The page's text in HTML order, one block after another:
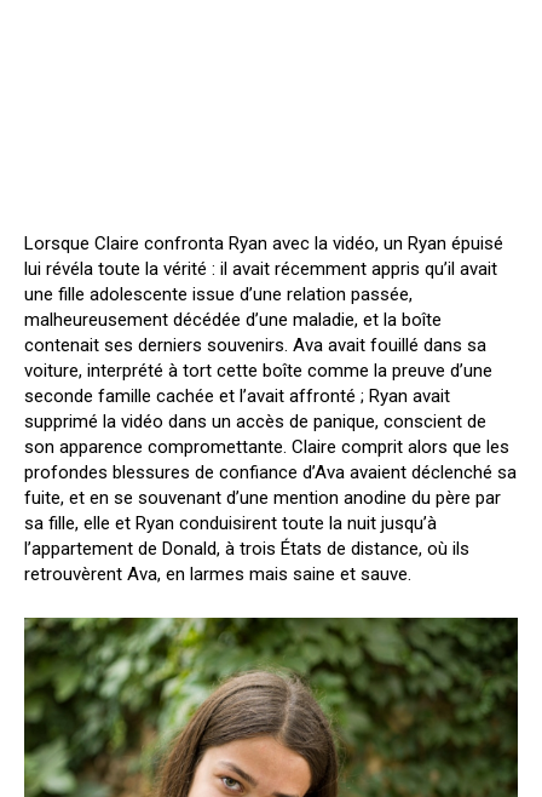
Lorsque Claire confronta Ryan avec la vidéo, un Ryan épuisé
lui révéla toute la vérité : il avait récemment appris qu’il avait
une fille adolescente issue d’une relation passée,
malheureusement décédée d’une maladie, et la boîte
contenait ses derniers souvenirs. Ava avait fouillé dans sa
voiture, interprété à tort cette boîte comme la preuve d’une
seconde famille cachée et l’avait affronté ; Ryan avait
supprimé la vidéo dans un accès de panique, conscient de
son apparence compromettante. Claire comprit alors que les
profondes blessures de confiance d’Ava avaient déclenché sa
fuite, et en se souvenant d’une mention anodine du père par
sa fille, elle et Ryan conduisirent toute la nuit jusqu’à
l’appartement de Donald, à trois États de distance, où ils
retrouvèrent Ava, en larmes mais saine et sauve.